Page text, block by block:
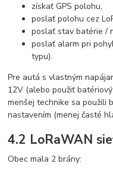
získať GPS polohu,
poslať polohu cez
poslať stav batérie /
poslať alarm pri
typu).
Pre autá s vlastným
12V (alebo použiť
menšej technike sa použili
nastavením (menej časté
4.2 LoRaWAN
Obec mala 2 brány: